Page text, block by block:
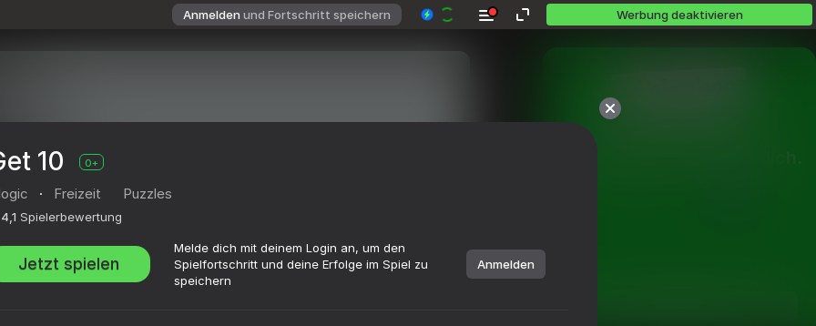
Anmelden und Fortschritt speichern Werbung deaktivieren
Über 10,000 Spiele.
10 0+
· Freizeit Puzzles
4,1 Spielerbewertung
Jetzt spielen
Melde dich mit deinem Login an, um den
Spielfortschritt und deine Erfolge im Spiel zu
speichern
Anmelden